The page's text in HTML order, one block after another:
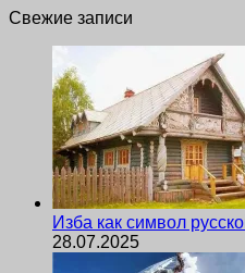
Свежие записи
Изба как символ
28.07.2025